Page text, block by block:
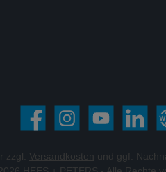
FacebookInstagramYouTube LinkedIn
zzgl. Versandkosten und ggf.